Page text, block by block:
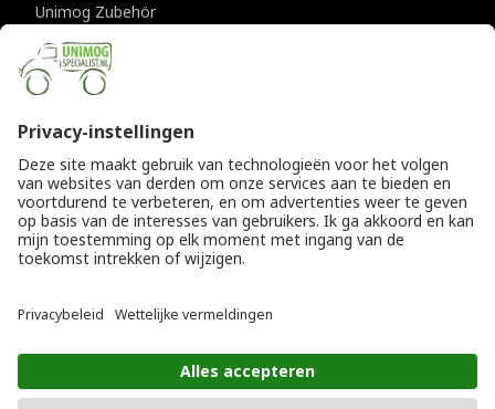
Unimog Zubehör
Unimog APK-prufungen
KONTAKTDATEN
Provincialeweg 94-98
Die Niederlande
T+31 (0)418 632073
Einfo@unimogspecialist.nl
© Copyright 2026
Allgemeine Geschäftsbedingungen|
Datenschutzerklärung